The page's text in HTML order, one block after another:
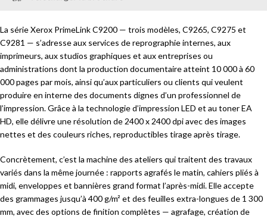
La série Xerox PrimeLink C9200 — trois modèles, C9265, C9275 et
C9281 — s’adresse aux services de reprographie internes, aux
imprimeurs, aux studios graphiques et aux entreprises ou
administrations dont la production documentaire atteint 10 000 à 60
000 pages par mois, ainsi qu’aux particuliers ou clients qui veulent
produire en interne des documents dignes d’un professionnel de
l’impression. Grâce à la technologie d’impression LED et au toner EA
HD, elle délivre une résolution de 2400 x 2400 dpi avec des images
nettes et des couleurs riches, reproductibles tirage après tirage.
Concrètement, c’est la machine des ateliers qui traitent des travaux
variés dans la même journée : rapports agrafés le matin, cahiers pliés à
midi, enveloppes et bannières grand format l’après-midi. Elle accepte
des grammages jusqu’à 400 g/m² et des feuilles extra-longues de 1 300
mm, avec des options de finition complètes — agrafage, création de